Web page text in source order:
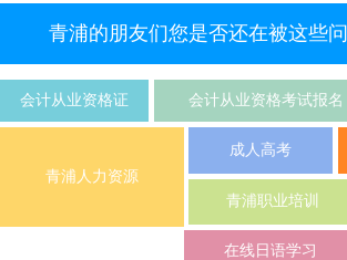
青浦的朋友们您是否还在被这些
会计从业资格证 会计从业资格考试报名
青浦人力资源
成人高考
青浦职业培训
在线日语学习